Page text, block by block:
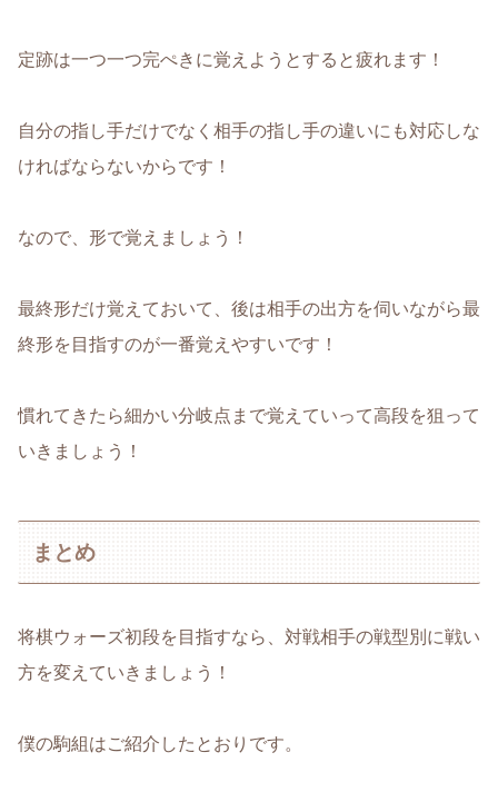
定跡は一つ一つ完ぺきに覚えようとすると疲れます！
自分の指し手だけでなく相手の指し手の違いにも対応しな
ければならないからです！
なので、形で覚えましょう！
最終形だけ覚えておいて、後は相手の出方を伺いながら最
終形を目指すのが一番覚えやすいです！
慣れてきたら細かい分岐点まで覚えていって高段を狙って
いきましょう！
まとめ
将棋ウォーズ初段を目指すなら、対戦相手の戦型別に戦い
方を変えていきましょう！
僕の駒組はご紹介したとおりです。